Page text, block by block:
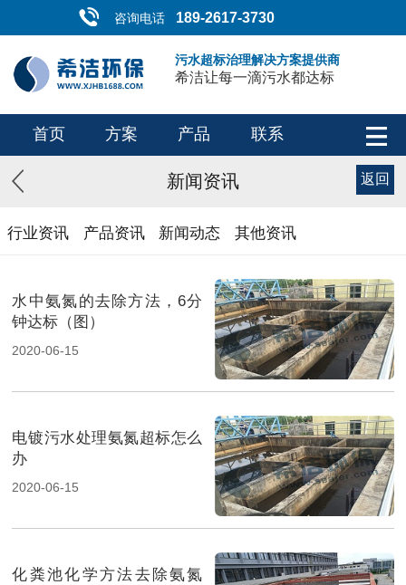
咨询电话 189-2617-3730
污水超标治理解决方案提供商
希洁让每一滴污水都达标
首页 方案 产品 联系
新闻资讯 返回
行业资讯 产品资讯 新闻动态 其他资讯
水中氨氮的去除方法，6分
钟达标（图）
2020-06-15
电镀污水处理氨氮超标怎么
办
2020-06-15
化粪池化学方法去除氨氮